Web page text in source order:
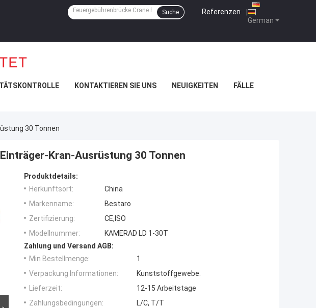
German
Referenzen |
Suche
KONTAKTIEREN SIE UNS NEUIGKEITEN FÄLLE
30 Tonnen
Kran-Ausrüstung 30 Tonnen
Produktdetails:
Herkunftsort:
China
Markenname:
Bestaro
Zertifizierung:
CE,ISO
Modellnummer:
KAMERAD LD 1-30T
Zahlung und Versand AGB:
Min Bestellmenge:
1
Verpackung Informationen:
Kunststoffgewebe.
Lieferzeit:
12-15 Arbeitstage
Zahlungsbedingungen:
L/C, T/T